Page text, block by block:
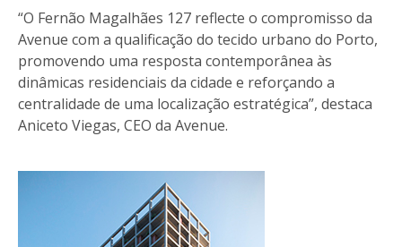
“O Fernão Magalhães 127 reflecte o compromisso da
Avenue com a qualificação do tecido urbano do Porto,
promovendo uma resposta contemporânea às
dinâmicas residenciais da cidade e reforçando a
centralidade de uma localização estratégica”, destaca
Aniceto Viegas, CEO da Avenue.